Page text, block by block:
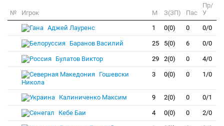
№ Игрок M З(ЗП) Пас
Пр/
У
Аджей Лауренс
1 0(0) 0 0/0
Баранов Василий 25 5(0) 6 0/0
Булатов Виктор 29 2(0) 0 4/0
Гошевски
Никола
3 0(0) 0 1/0
Калиниченко Максим 9 2(0) 0 0/1
Кебе Баи 4 0(0) 0 2/0